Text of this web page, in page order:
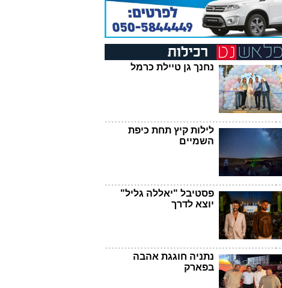
נחנך גן טיילת כרמל
לילות קיץ תחת כיפת
השמיים
פסטיבל "יאללה גליל"
יוצא לדרך
נתניה חוגגת אהבה
בפארק